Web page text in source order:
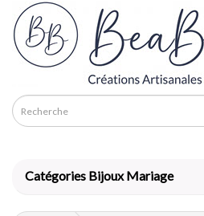
Catégories Bijoux Mariage